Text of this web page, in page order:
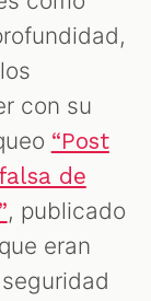
con su
“Post
de
, publicado
eran